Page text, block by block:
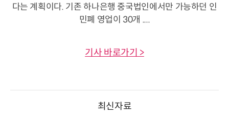
다는 계획이다. 기존 하나은행 중국법인에서만 가능하던 인
민폐 영업이 30개 ....
기사 바로가기 >
최신자료